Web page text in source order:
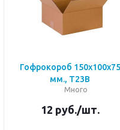
Гофрокороб 150х100х75
мм., Т23В
Много
12 руб./шт.